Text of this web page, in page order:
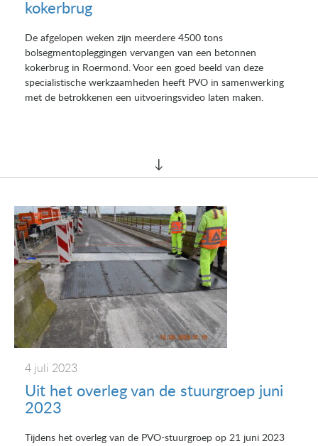
kokerbrug
De afgelopen weken zijn meerdere 4500 tons
bolsegmentopleggingen vervangen van een betonnen
kokerbrug in Roermond. Voor een goed beeld van deze
specialistische werkzaamheden heeft PVO in samenwerking
met de betrokkenen een uitvoeringsvideo laten maken.
4 juli 2023
Uit het overleg van de stuurgroep juni
2023
Tijdens het overleg van de PVO-stuurgroep op 21 juni 2023